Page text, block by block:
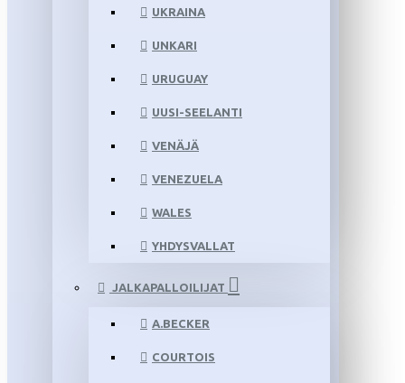
UKRAINA
UNKARI
URUGUAY
UUSI-SEELANTI
VENÄJÄ
VENEZUELA
WALES
YHDYSVALLAT
JALKAPALLOILIJAT
A.BECKER
COURTOIS